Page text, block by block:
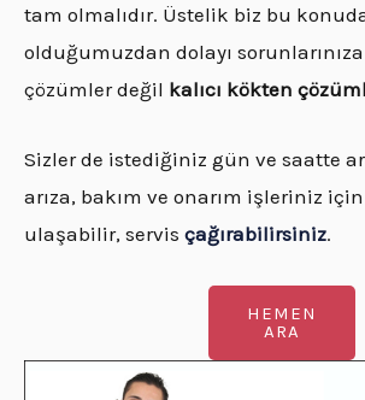
tam olmalıdır. Üstelik biz bu
olduğumuzdan dolayı
çözümler değil kalıcı kökten
Sizler de istediğiniz gün ve saatte
arıza, bakım ve onarım işleriniz
ulaşabilir, servis çağırabilirsiniz.
HEMEN
ARA